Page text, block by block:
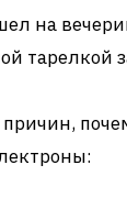
на
тарелкой